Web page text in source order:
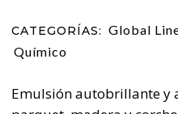
CATEGORÍAS: Global
Químico
Emulsión autobrillante y